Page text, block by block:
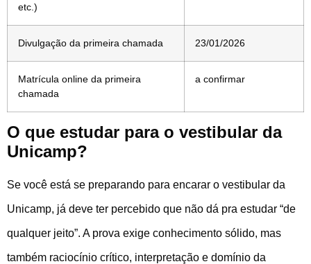
etc.)
Divulgação da primeira chamada 23/01/2026
Matrícula online da primeira
chamada
a confirmar
O que estudar para o vestibular da
Unicamp?
Se você está se preparando para encarar o vestibular da
Unicamp, já deve ter percebido que não dá pra estudar “de
qualquer jeito”. A prova exige conhecimento sólido, mas
também raciocínio crítico, interpretação e domínio da